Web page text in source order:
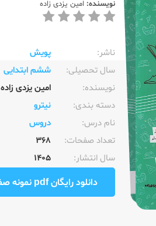
نویسنده: امین یزدی زاده
ناشر:‌
پویش
سال تحصیلی:‌
ششم ابتدایی
نویسنده:‌
امین یزدی زاده
دسته بندی:
نیترو
نام درس:
دروس
تعداد صفحات:‌
368
سال انتشار:‌
1405
دانلود رایگان pdf نمونه صفحات کتاب